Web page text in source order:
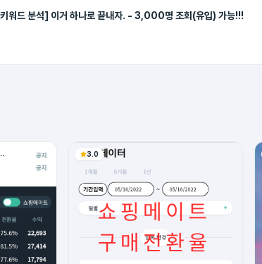
돈 벌어주는 [키워드 분석] 이거 하나로 끝내자. - 3,000명 조회(유입) 가능!!!
3.0